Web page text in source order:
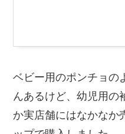
ベビー用のポンチョの
んあるけど、幼児用の
か実店舗にはなかなか